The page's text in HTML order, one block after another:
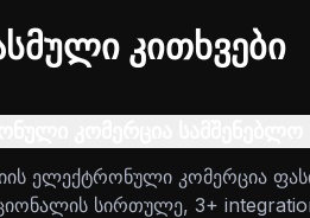
კითხვები
ელექტრონული კომერცია
სირთულე, 3+